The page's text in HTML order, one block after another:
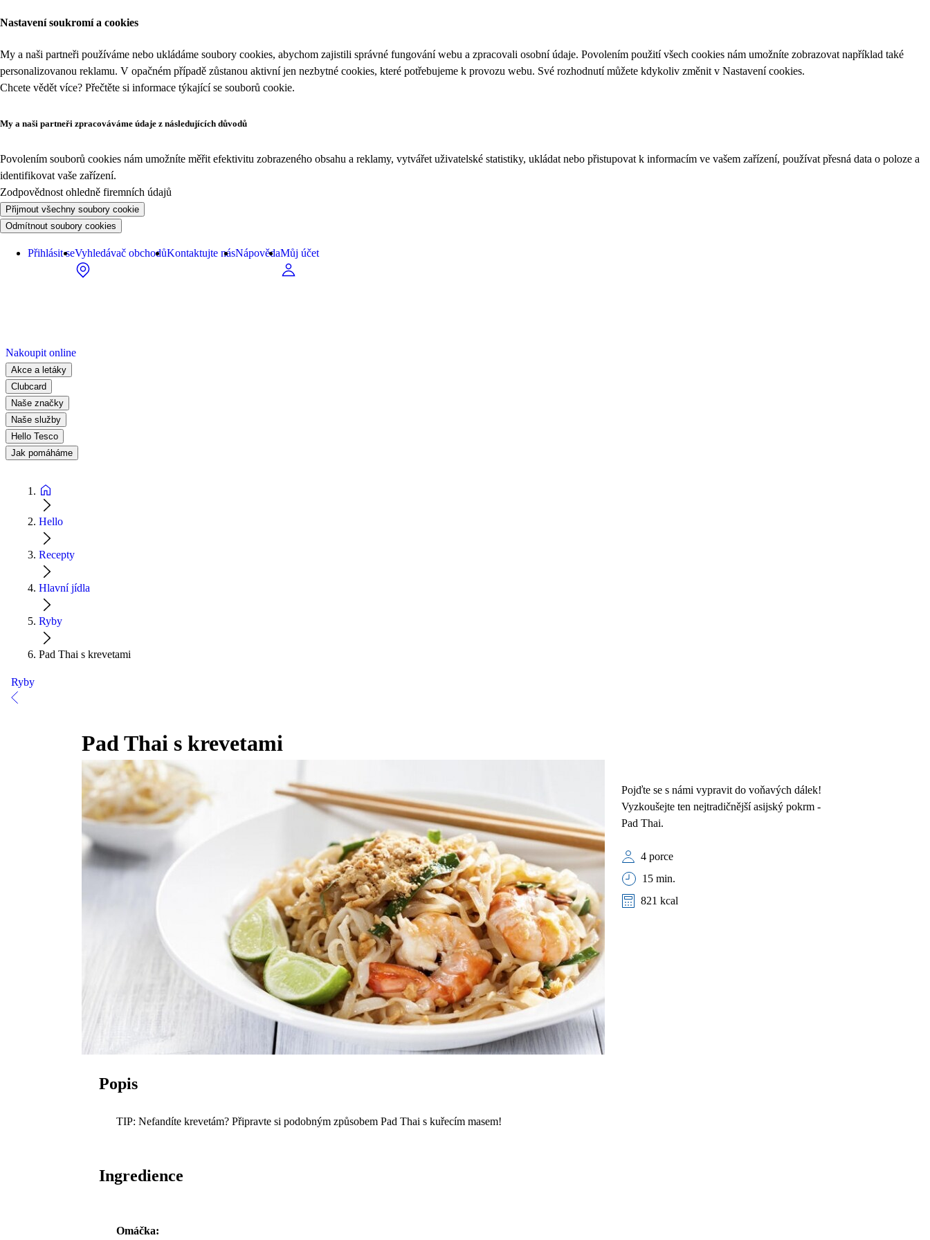
Nastavení soukromí a cookies
My a naši partneři používáme nebo ukládáme soubory cookies, abychom zajistili správné fungování webu a zpracovali osobní údaje. Povolením použití všech cookies nám umožníte zobrazovat například také
personalizovanou reklamu. V opačném případě zůstanou aktivní jen nezbytné cookies, které potřebujeme k provozu webu. Své rozhodnutí můžete kdykoliv změnit v Nastavení cookies.
Chcete vědět více? Přečtěte si informace týkající se souborů cookie.
My a naši partneři zpracováváme údaje z následujících důvodů
Povolením souborů cookies nám umožníte měřit efektivitu zobrazeného obsahu a reklamy, vytvářet uživatelské statistiky, ukládat nebo přistupovat k informacím ve vašem zařízení, používat přesná data o poloze a
identifikovat vaše zařízení.
Zodpovědnost ohledně firemních údajů
Přijmout všechny soubory cookie
Odmítnout soubory cookies
Přihlásit seVyhledávač obchodůKontaktujte násNápovědaMůj účet
Nakoupit online
Akce a letáky
Clubcard
Naše značky
Naše služby
Hello Tesco
Jak pomáháme
Hello
Recepty
Hlavní jídla
Ryby
Pad Thai s krevetami
Ryby
Pad Thai s krevetami
Pojďte se s námi vypravit do voňavých dálek!
Vyzkoušejte ten nejtradičnější asijský pokrm -
Pad Thai.
4 porce
15 min.
821 kcal
Popis
TIP: Nefandíte krevetám? Připravte si podobným způsobem Pad Thai s kuřecím masem!
Ingredience
Omáčka: